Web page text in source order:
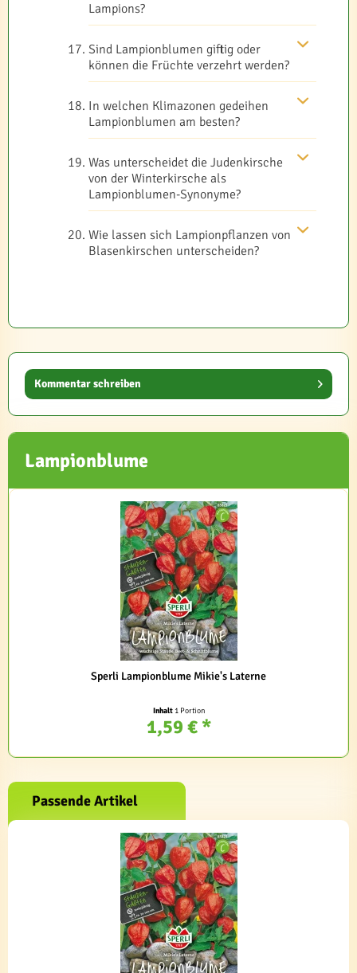
Lampions?
Sind Lampionblumen giftig oder
können die Früchte verzehrt werden?
In welchen Klimazonen gedeihen
Lampionblumen am besten?
Was unterscheidet die Judenkirsche
von der Winterkirsche als
Lampionblumen-Synonyme?
Wie lassen sich Lampionpflanzen von
Blasenkirschen unterscheiden?
Kommentar schreiben
Lampionblume
Sperli Lampionblume Mikie's Laterne
Inhalt 1 Portion
1,59 € *
Passende Artikel